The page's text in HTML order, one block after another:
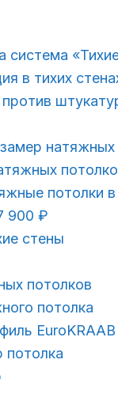
система
в тихих
потолки
900 ₽
стены
потолков
потолка
EuroKRAAB
потолка